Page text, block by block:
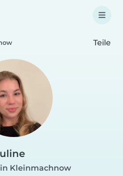
Teile
Kleinmachnow